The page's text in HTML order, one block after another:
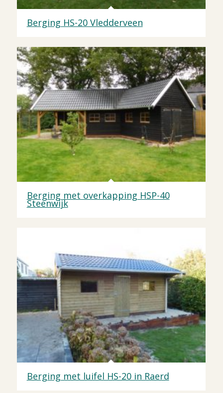
Berging HS-20 Vledderveen
Berging met overkapping HSP-40
Steenwijk
Berging met luifel HS-20 in Raerd